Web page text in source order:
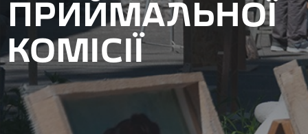
ПРИЙМАЛЬНОЇ
КОМІСІЇ